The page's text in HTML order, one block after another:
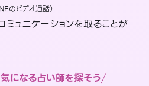
のビデオ通話）
ミュニケーションを取ることが
になる占い師を探そう